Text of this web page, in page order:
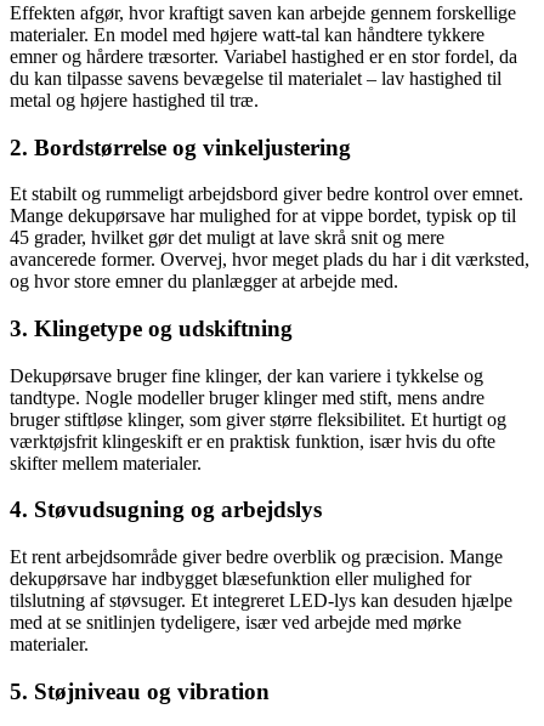
Effekten afgør, hvor kraftigt saven kan arbejde gennem forskellige
materialer. En model med højere watt-tal kan håndtere tykkere
emner og hårdere træsorter. Variabel hastighed er en stor fordel, da
du kan tilpasse savens bevægelse til materialet – lav hastighed til
metal og højere hastighed til træ.
2. Bordstørrelse og vinkeljustering
Et stabilt og rummeligt arbejdsbord giver bedre kontrol over emnet.
Mange dekupørsave har mulighed for at vippe bordet, typisk op til
45 grader, hvilket gør det muligt at lave skrå snit og mere
avancerede former. Overvej, hvor meget plads du har i dit værksted,
og hvor store emner du planlægger at arbejde med.
3. Klingetype og udskiftning
Dekupørsave bruger fine klinger, der kan variere i tykkelse og
tandtype. Nogle modeller bruger klinger med stift, mens andre
bruger stiftløse klinger, som giver større fleksibilitet. Et hurtigt og
værktøjsfrit klingeskift er en praktisk funktion, især hvis du ofte
skifter mellem materialer.
4. Støvudsugning og arbejdslys
Et rent arbejdsområde giver bedre overblik og præcision. Mange
dekupørsave har indbygget blæsefunktion eller mulighed for
tilslutning af støvsuger. Et integreret LED-lys kan desuden hjælpe
med at se snitlinjen tydeligere, især ved arbejde med mørke
materialer.
5. Støjniveau og vibration